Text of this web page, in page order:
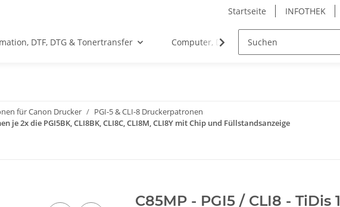
Startseite INFOTHEK
DTF, DTG & Tonertransfer Computer, Drucker & Bürobedarf
für Canon Drucker
PGI-5 & CLI-8 Druckerpatronen
je 2x die PGI5BK, CLI8BK, CLI8C, CLI8M, CLI8Y mit Chip und Füllstandsanzeige
C85MP - PGI5 / CLI8 -